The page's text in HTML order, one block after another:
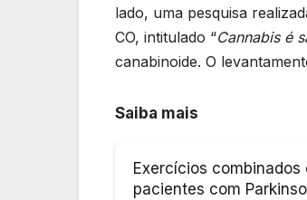
lado, uma pesquisa
CO, intitulado “Cannabis é
canabinoide. O
Saiba mais
Exercícios
pacientes com